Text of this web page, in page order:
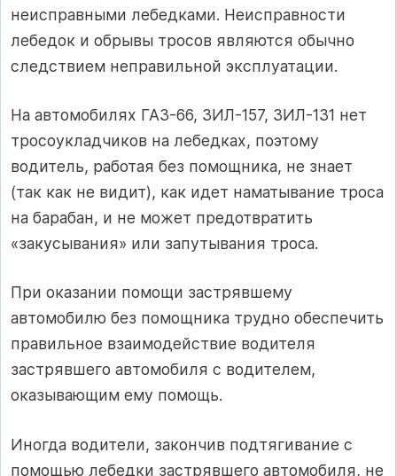
неисправными лебедками. Неисправности
лебедок и обрывы тросов являются обычно
следствием неправильной эксплуатации.
На автомобилях ГАЗ-66, ЗИЛ-157, ЗИЛ-131 нет
тросоукладчиков на лебедках, поэтому
водитель, работая без помощника, не знает
(так как не видит), как идет наматывание троса
на барабан, и не может предотвратить
«закусывания» или запутывания троса.
При оказании помощи застрявшему
автомобилю без помощника трудно обеспечить
правильное взаимодействие водителя
застрявшего автомобиля с водителем,
оказывающим ему помощь.
Иногда водители, закончив подтягивание с
помощью лебедки застрявшего автомобиля, не